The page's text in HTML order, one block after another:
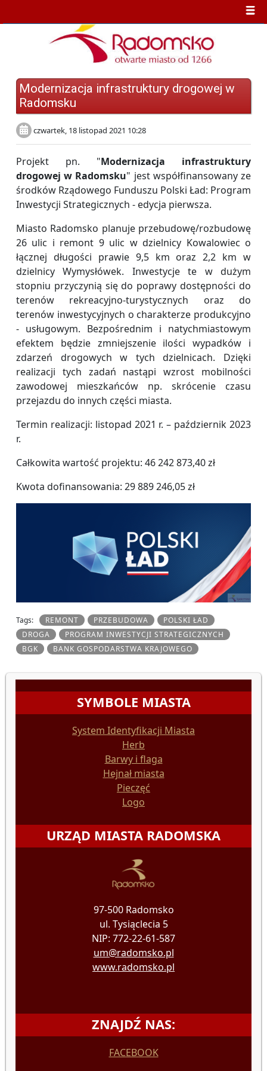
Modernizacja infrastruktury drogowej w
Radomsku
czwartek, 18 listopad 2021 10:28
Projekt pn. "Modernizacja infrastruktury
drogowej w Radomsku" jest współfinansowany ze
środków Rządowego Funduszu Polski Ład: Program
Inwestycji Strategicznych - edycja pierwsza.
Miasto Radomsko planuje przebudowę/rozbudowę
26 ulic i remont 9 ulic w dzielnicy Kowalowiec o
łącznej długości prawie 9,5 km oraz 2,2 km w
dzielnicy Wymysłówek. Inwestycje te w dużym
stopniu przyczynią się do poprawy dostępności do
terenów rekreacyjno-turystycznych oraz do
terenów inwestycyjnych o charakterze produkcyjno
- usługowym. Bezpośrednim i natychmiastowym
efektem będzie zmniejszenie ilości wypadków i
zdarzeń drogowych w tych dzielnicach. Dzięki
realizacji tych zadań nastąpi wzrost mobilności
zawodowej mieszkańców np. skrócenie czasu
przejazdu do innych części miasta.
Termin realizacji: listopad 2021 r. – październik 2023
r.
Całkowita wartość projektu: 46 242 873,40 zł
Kwota dofinansowania: 29 889 246,05 zł
Tags: REMONT PRZEBUDOWA
POLSKI ŁAD
DROGA
PROGRAM INWESTYCJI STRATEGICZNYCH
BGK
BANK GOSPODARSTWA KRAJOWEGO
SYMBOLE MIASTA
System Identyfikacji Miasta
Herb
Barwy i flaga
Hejnał miasta
Pieczęć
Logo
URZĄD MIASTA RADOMSKA
97-500 Radomsko
ul. Tysiąclecia 5
NIP: 772-22-61-587
um@radomsko.pl
www.radomsko.pl
ZNAJDŹ NAS:
FACEBOOK